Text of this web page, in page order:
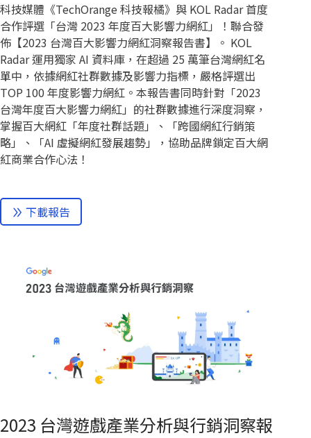
科技媒體《TechOrange 科技報橘》與 KOL Radar 首度
合作評選「台灣 2023 年度百大影響力網紅」！聯合發
佈【2023 台灣百大影響力網紅洞察報告書】。 KOL
Radar 運用獨家 AI 資料庫，在超過 25 萬筆台灣網紅名
單中，依據網紅社群數據及影響力指標，嚴格評選出
TOP 100 年度影響力網紅。本報告書同時針對「2023
台灣年度百大影響力網紅」的社群數據進行深度洞察，
掌握百大網紅「年度社群話題」、「跨國網紅行銷策
略」、「AI 虛擬網紅發展趨勢」，協助品牌鎖定百大網
紅商業合作心法！
下載報告
2023 台灣遊戲產業分析與行銷洞察報